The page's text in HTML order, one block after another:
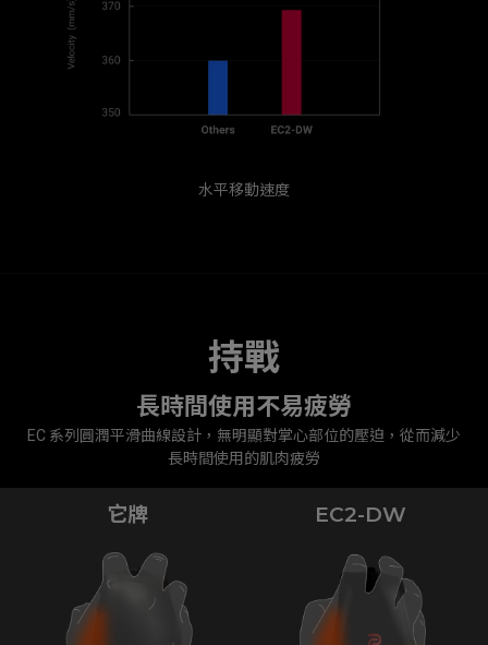
水平移動速度
持戰
長時間使用不易疲勞
EC 系列圓潤平滑曲線設計，無明顯對掌心部位的壓迫，從而減少
長時間使用的肌肉疲勞
它牌 EC2-DW